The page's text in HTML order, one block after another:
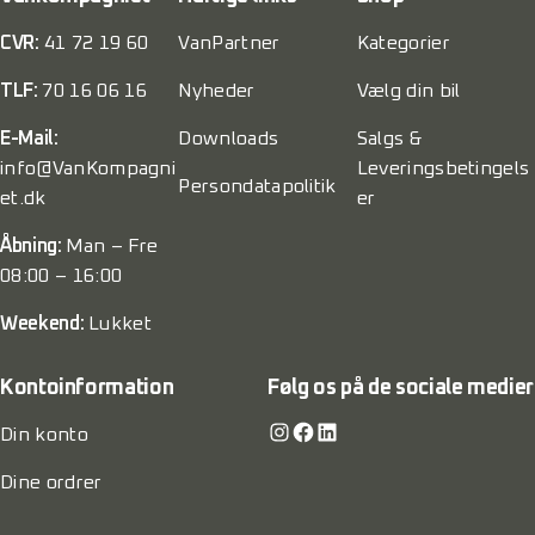
CVR: 41 72 19 60
TLF: 70 16 06 16
E-Mail:
info@VanKompagni
et.dk
Åbning: Man – Fre
08:00 – 16:00
Weekend: Lukket
VanPartner
Nyheder
Downloads
Persondatapolitik
Kategorier
Vælg din bil
Salgs &
Leveringsbetingels
er
Kontoinformation
Din konto
Dine ordrer
Følg os på de sociale medier
Instagram Facebook LinkedIn